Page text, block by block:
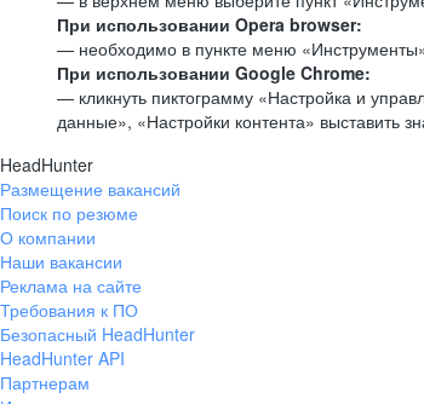
При использовании Opera browser:
— необходимо в пункте меню
При использовании Google Chrome:
— кликнуть пиктограмму «Настройка и
данные», «Настройки контента» выставить
HeadHunter
Размещение вакансий
Поиск по резюме
О компании
Наши вакансии
Реклама на сайте
Требования к ПО
Безопасный HeadHunter
HeadHunter API
Партнерам